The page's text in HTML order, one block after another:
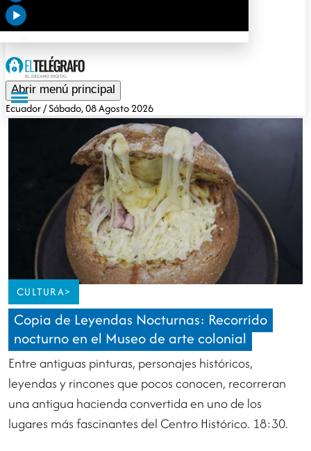
Abrir menú principal
Ecuador/ Sábado, 08 Agosto 2026
CULTURA>
Copia de Leyendas Nocturnas: Recorrido
nocturno en el Museo de arte colonial
Entre antiguas pinturas, personajes históricos,
leyendas y rincones que pocos conocen, recorreran
una antigua hacienda convertida en uno de los
lugares más fascinantes del Centro Histórico. 18:30.